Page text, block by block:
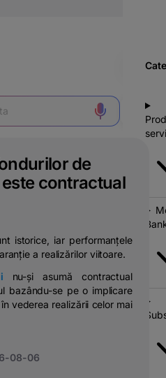
de
contractual
istorice, iar performanțele
a realizărilor viitoare.
nu-și asumă contractual
bazându-se pe o implicare
vederea realizării celor mai
08-06